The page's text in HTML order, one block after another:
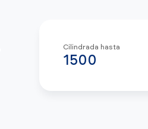
Cilindrada hasta
1500